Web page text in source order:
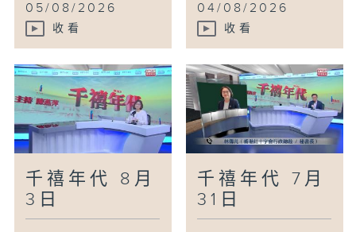
05/08/2026
收看
04/08/2026
收看
千禧年代 8月
3日
千禧年代 7月
31日